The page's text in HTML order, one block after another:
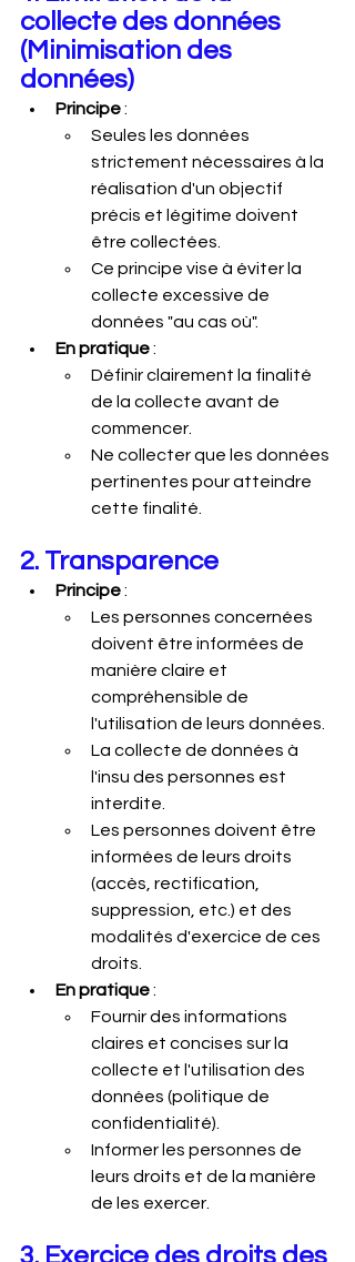
collecte des données
(Minimisation des
données)
Principe :
Seules les données
strictement nécessaires à la
réalisation d'un objectif
précis et légitime doivent
être collectées.
Ce principe vise à éviter la
collecte excessive de
données "au cas où".
En pratique :
Définir clairement la finalité
de la collecte avant de
commencer.
Ne collecter que les données
pertinentes pour atteindre
cette finalité.
2. Transparence
Principe :
Les personnes concernées
doivent être informées de
manière claire et
compréhensible de
l'utilisation de leurs données.
La collecte de données à
l'insu des personnes est
interdite.
Les personnes doivent être
informées de leurs droits
(accès, rectification,
suppression, etc.) et des
modalités d'exercice de ces
droits.
En pratique :
Fournir des informations
claires et concises sur la
collecte et l'utilisation des
données (politique de
confidentialité).
Informer les personnes de
leurs droits et de la manière
de les exercer.
3. Exercice des droits des